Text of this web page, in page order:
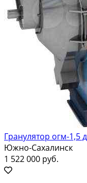
Гранулятор огм-1,5
Южно-Сахалинск
1 522 000 руб.